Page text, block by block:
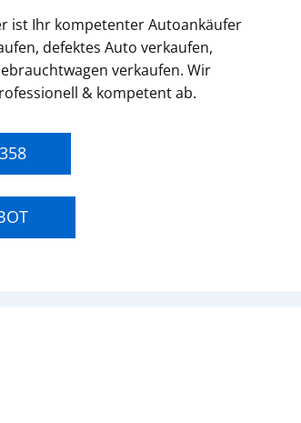
ist Ihr kompetenter Autoankäufer
defektes Auto verkaufen,
verkaufen. Wir
& kompetent ab.